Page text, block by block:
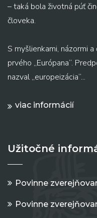
– taká bola životná púť
človeka.
S myšlienkami, názormi
prvého „Európana“.
nazval „europeizácia“...
viac informácií
Užitočné
Povinne
Povinne